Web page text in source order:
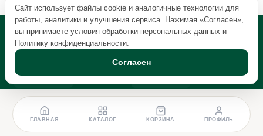
ГЛАВНАЯ КАТАЛОГ КОРЗИНА ПРОФИЛЬ
Сайт использует файлы cookie и аналогичные технологии для
работы, аналитики и улучшения сервиса. Нажимая «Согласен»,
вы принимаете условия обработки персональных данных и
Политику конфиденциальности.
Согласен